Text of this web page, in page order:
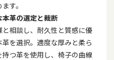
す。
本革の選定と裁断
と相談し、耐久性と質感に優
革を選択。適度な厚みと柔ら
持つ革を使用し、椅子の曲線